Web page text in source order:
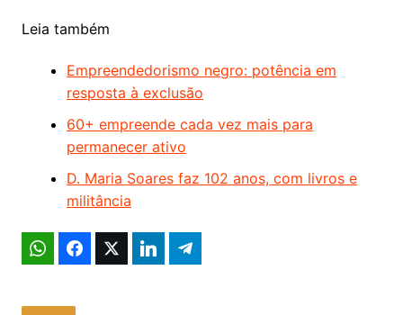
Leia também
Empreendedorismo negro: potência em
resposta à exclusão
60+ empreende cada vez mais para
permanecer ativo
D. Maria Soares faz 102 anos, com livros e
militância